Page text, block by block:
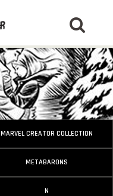
MARVEL CREATOR COLLECTION
METABARONS
N